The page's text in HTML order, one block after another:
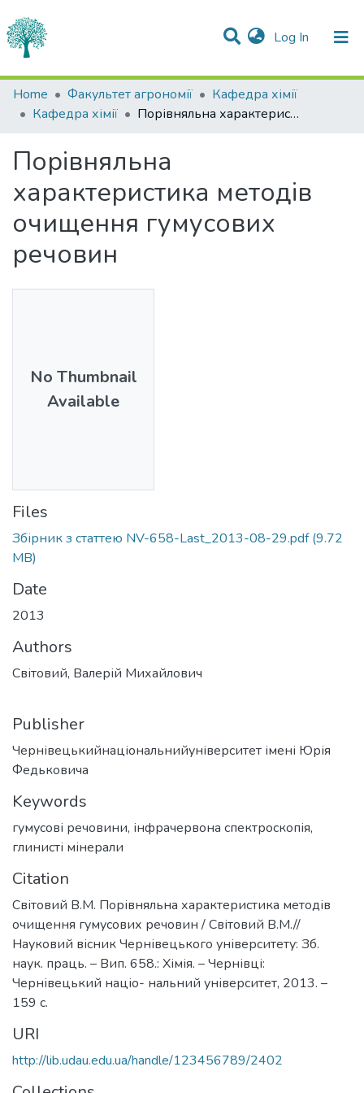
Log In (current)
Statistics
Communities & Collections
All of DSpace
Home Факультет агрономії
Кафедра хімії
Кафедра хімії
Порівняльна характеристика методів очищення гумусових речовин
Порівняльна
характеристика методів
очищення гумусових
речовин
No Thumbnail
Available
Files
Збірник з статтею NV-658-Last_2013-08-29.pdf (9.72
MB)
Date
2013
Authors
Світовий, Валерій Михайлович
Publisher
Чернівецькийнаціональнийуніверситет імені Юрія
Федьковича
Keywords
гумусові речовини, інфрачервона спектроскопія,
глинисті мінерали
Citation
Світовий В.М. Порівняльна характеристика методів
очищення гумусових речовин / Світовий В.М.//
Науковий вісник Чернівецького університету: Зб.
наук. праць. – Вип. 658.: Хімія. – Чернівці:
Чернівецький націо- нальний університет, 2013. –
159 с.
URI
http://lib.udau.edu.ua/handle/123456789/2402